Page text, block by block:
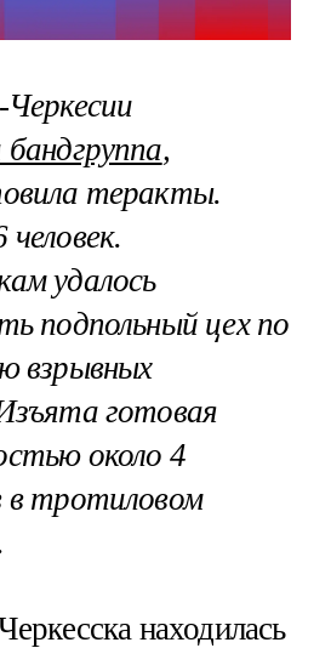
,
теракты.
удалось
подпольный цех по
взрывных
готовая
около 4
в тротиловом
находилась